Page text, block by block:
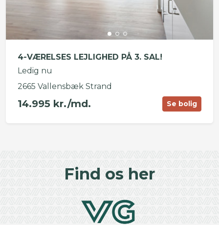
4-VÆRELSES LEJLIGHED PÅ 3. SAL!
Ledig nu
2665 Vallensbæk Strand
14.995 kr./md. Se bolig
Find os her